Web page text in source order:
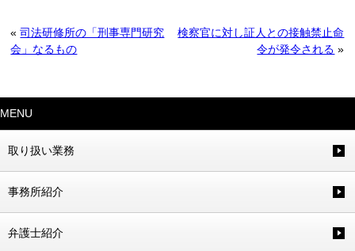
«司法研修所の「刑事専門研究
会」なるもの
検察官に対し証人との接触禁止命
令が発令される »
MENU
取り扱い業務
事務所紹介
弁護士紹介